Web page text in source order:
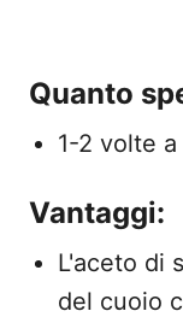
Quanto
1-2 volte
Vantaggi:
L'aceto di
del cuoio